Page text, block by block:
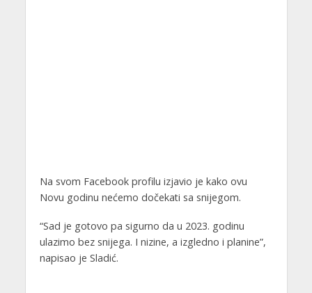
Na svom Facebook profilu izjavio je kako ovu
Novu godinu nećemo dočekati sa snijegom.
“Sad je gotovo pa sigurno da u 2023. godinu
ulazimo bez snijega. I nizine, a izgledno i planine”,
napisao je Sladić.